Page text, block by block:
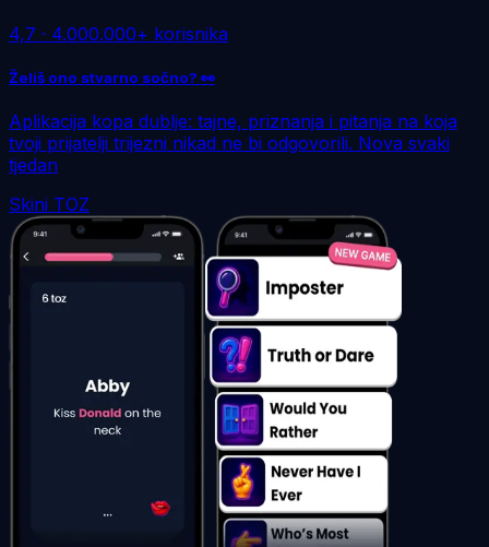
4,7 · 4.000.000+ korisnika
Želiš ono stvarno sočno? 👀
Aplikacija kopa dublje: tajne, priznanja i pitanja na koja
tvoji prijatelji trijezni nikad ne bi odgovorili. Nova svaki
tjedan
Skini TOZ